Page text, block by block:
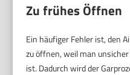
Zu frühes Öffnen
Ein häufiger Fehler ist, den
zu öffnen, weil man
ist. Dadurch wird der